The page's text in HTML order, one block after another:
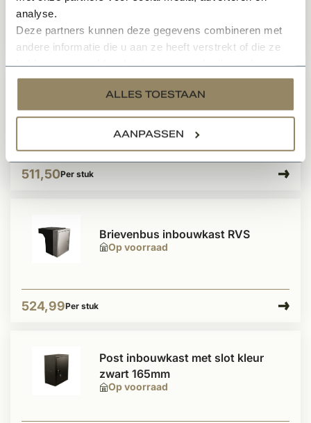
analyse.
Deze partners kunnen deze gegevens combineren met
andere informatie die u aan ze heeft verstrekt of die ze
services.
ALLES TOESTAAN
AANPASSEN
199,- Per stuk
Inbouw pakket brievenbus
achteruitname Zwart
511,50Per stuk
Op voorraad
Brievenbus inbouwkast RVS
524,99Per stuk
Op voorraad
Post inbouwkast met slot kleur
zwart 165mm